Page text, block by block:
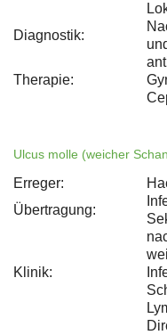
Diagnostik:
Therapie:
Ulcus molle (weicher
Erreger:
Übertragung:
Klinik: